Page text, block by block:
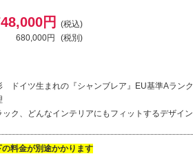
円
(税込)
680,000円
(税別)
ドイツ生まれの『シャンブレア』EU基準Aラン
ック、どんなインテリアにもフィットするデザイン
料金が別途かかります